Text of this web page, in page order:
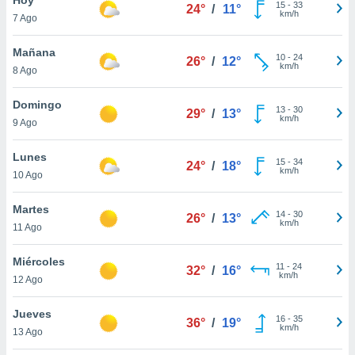
en
más
nuestra
de
cookies
aceptar
7 Ago
24° / 11° 15- 33
km/h
Mañana
8 Ago
26° / 12° 10- 24
km/h
Domingo
9 Ago
29° / 13° 13- 30
km/h
Lunes
10 Ago
24° / 18° 15- 34
km/h
Martes
11 Ago
26° / 13° 14- 30
km/h
Miércoles
12 Ago
32° / 16° 11 - 24
km/h
Jueves
13 Ago
36° / 19° 16- 35
km/h